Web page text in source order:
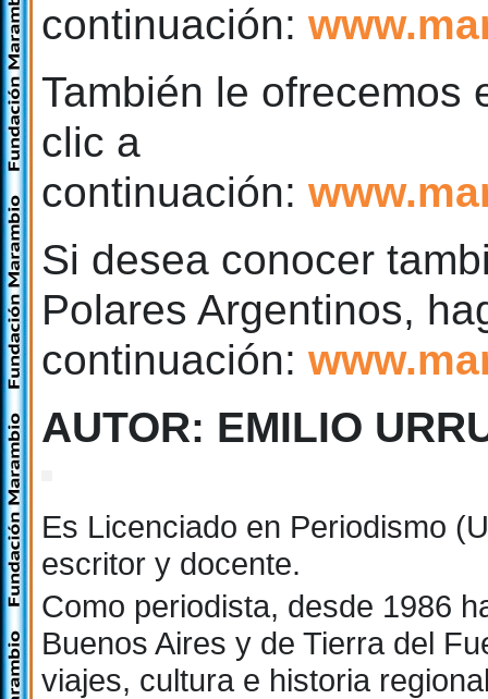
continuación:
También le ofrecemos
clic a
continuación:
Si desea conocer
Polares Argentinos,
continuación:
AUTOR: EMILIO
Es Licenciado en Periodismo
escritor y docente.
Como periodista, desde 1986
Buenos Aires y de Tierra del
viajes, cultura e historia